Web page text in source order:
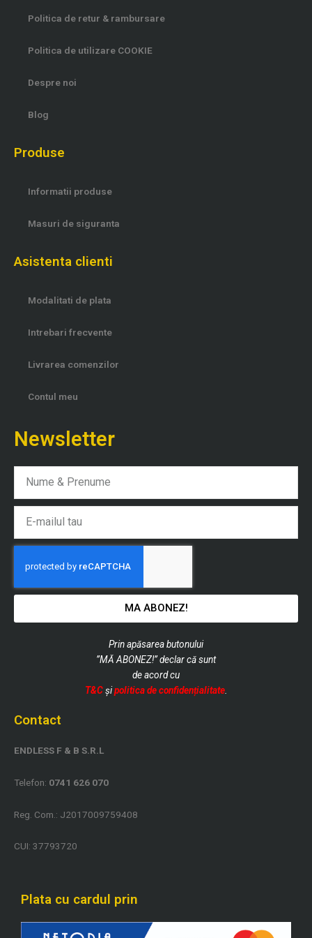
Politica de retur & rambursare
Politica de utilizare COOKIE
Despre noi
Blog
Produse
Informatii produse
Masuri de siguranta
Asistenta clienti
Modalitati de plata
Intrebari frecvente
Livrarea comenzilor
Contul meu
Newsletter
MA ABONEZ!
Prin apăsarea butonului
”MĂ ABONEZ!” declar că sunt
deacord cu
T&C și politica de confidențialitate.
Contact
ENDLESS F & B S.R.L
Telefon: 0741 626 070
Reg. Com.: J2017009759408
CUI: 37793720
Plata cu cardul prin